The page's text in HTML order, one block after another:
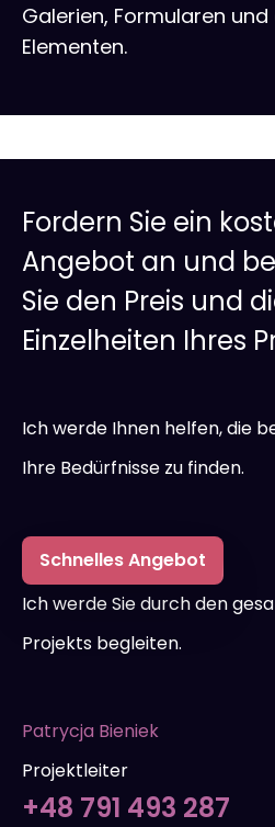
Galerien, Formularen
Elementen.
Fordern Sie ein
Angebot an und
Sie den Preis und
Einzelheiten Ihres
Ich werde Ihnen helfen, die
Ihre Bedürfnisse zu finden.
Schnelles Angebot
Ich werde Sie durch den
Projekts begleiten.
Patrycja Bieniek
Projektleiter
+48 791 493 287